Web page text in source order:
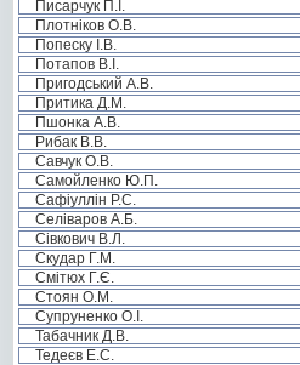
Писарчук П.І.
Плотніков О.В.
Попеску І.В.
Потапов В.І.
Пригодський А.В.
Притика Д.М.
Пшонка А.В.
Рибак В.В.
Савчук О.В.
Самойленко Ю.П.
Сафіуллін Р.С.
Селіваров А.Б.
Сівкович В.Л.
Скудар Г.М.
Смітюх Г.Є.
Стоян О.М.
Супруненко О.І.
Табачник Д.В.
Тедеєв Е.С.